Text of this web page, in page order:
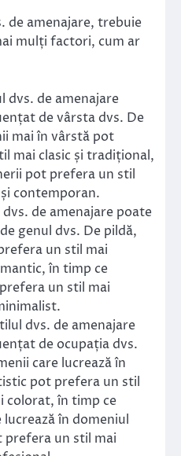
de amenajare, trebuie
mulți factori, cum ar
dvs. de amenajare
de vârsta dvs. De
mai în vârstă pot
mai clasic și tradițional,
pot prefera un stil
contemporan.
de amenajare poate
genul dvs. De pildă,
un stil mai
în timp ce
un stil mai
dvs. de amenajare
de ocupația dvs.
care lucrează în
pot prefera un stil
colorat, în timp ce
lucrează în domeniul
un stil mai